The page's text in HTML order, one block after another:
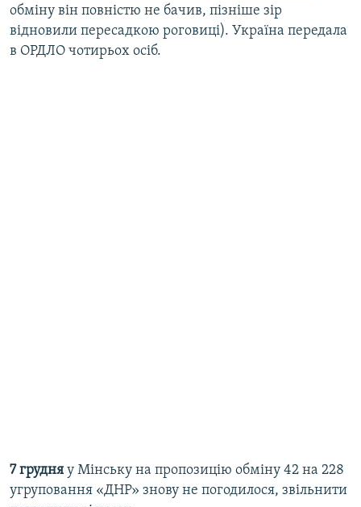
обміну він повністю не бачив, пізніше зір
відновили пересадкою роговиці). Україна передала
в ОРДЛО чотирьох осіб.
7 грудня у Мінську на пропозицію обміну 42 на 228
угруповання «ДНР» знову не погодилося, звільнити